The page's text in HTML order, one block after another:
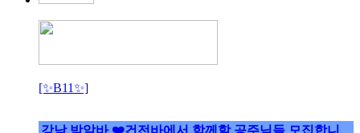
[✨B11✨]
강남 밤알바 ❤️건전바에서 함께할 공주님들 모집합니